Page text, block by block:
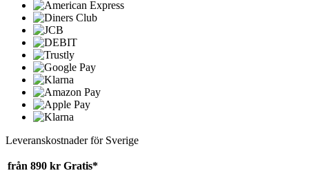
Leveranskostnader för Sverige
från 890 kr Gratis*